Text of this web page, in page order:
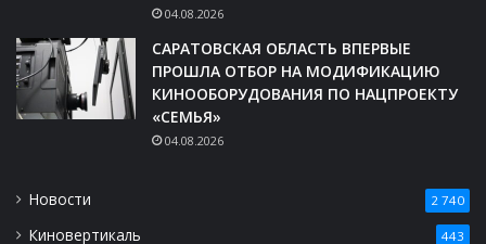
04.08.2026
САРАТОВСКАЯ ОБЛАСТЬ ВПЕРВЫЕ
ПРОШЛА ОТБОР НА МОДИФИКАЦИЮ
КИНООБОРУДОВАНИЯ ПО НАЦПРОЕКТУ
«СЕМЬЯ»
04.08.2026
Новости 2 740
Киновертикаль 443